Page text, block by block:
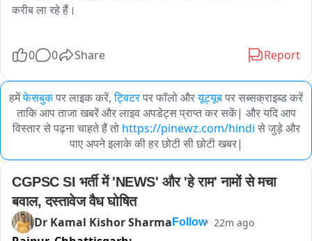
करीब ला रहे हैं।
0 0 Share Report
हमेंफेसबुकपर लाइक करें, ट्विटरपर फॉलो औरयूट्यूबपर सब्सक्राइब्ड करें
ताकि आप ताजा खबरें और लाइव अपडेट्स प्राप्त कर सकें| और यदि आप
विस्तार से पढ़ना चाहते हैं तो https://pinewz.com/hindi से जुड़े और
पाए अपने इलाके की हर छोटी सी छोटी खबर|
CGPSC SI भर्ती में 'NEWS' और 'हे राम' नामों से मचा
बवाल, दस्तावेज वैध घोषित
Dr Kamal Kishor Sharma Follow 22m ago